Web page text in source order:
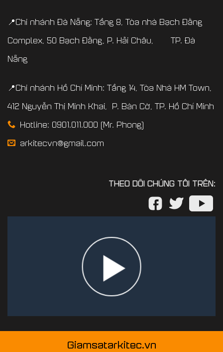
📍Chi nhánh Đà Nẵng: Tầng 8, Tòa nhà Bạch Đằng
Complex, 50 Bạch Đằng, P. Hải Châu, TP. Đà
Nẵng
📍Chi nhánh Hồ Chí Minh: Tầng 14, Tòa Nhà HM Town,
412 Nguyễn Thị Minh Khai, P. Bàn Cờ, TP. Hồ Chí Minh
Hotline: 0901.011.000 (Mr. Phong)
arkitecvn@gmail.com
THEO DÕI CHÚNG TÔI TRÊN:
Giamsatarkitec.vn